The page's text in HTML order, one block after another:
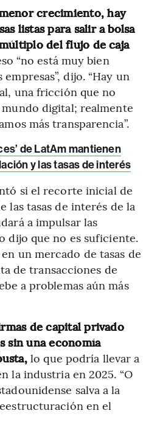
crecimiento, hay
listas para salir a bolsa
del flujo de caja
“no está muy bien
dijo. “Hay un
una fricción que no
digital; realmente
más transparencia”.
de LatAm mantienen
y las tasas de interés
si el recorte inicial de
las tasas de interés de la
a impulsar las
dijo que no es suficiente.
un mercado de tasas de
de transacciones de
a problemas aún más
de capital privado
sin una economía
lo que podría llevar a
la industria en 2025. “O
salva a la
en el